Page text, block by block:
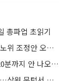
총파업 초읽기
삼성전자 노조, 사후조정 결렬 선언…“중노위 조정안 오히려 퇴보”
삼성전자 노조 “중노위 조정안 오후 8시20분까지 안 나오면 협의 종료”